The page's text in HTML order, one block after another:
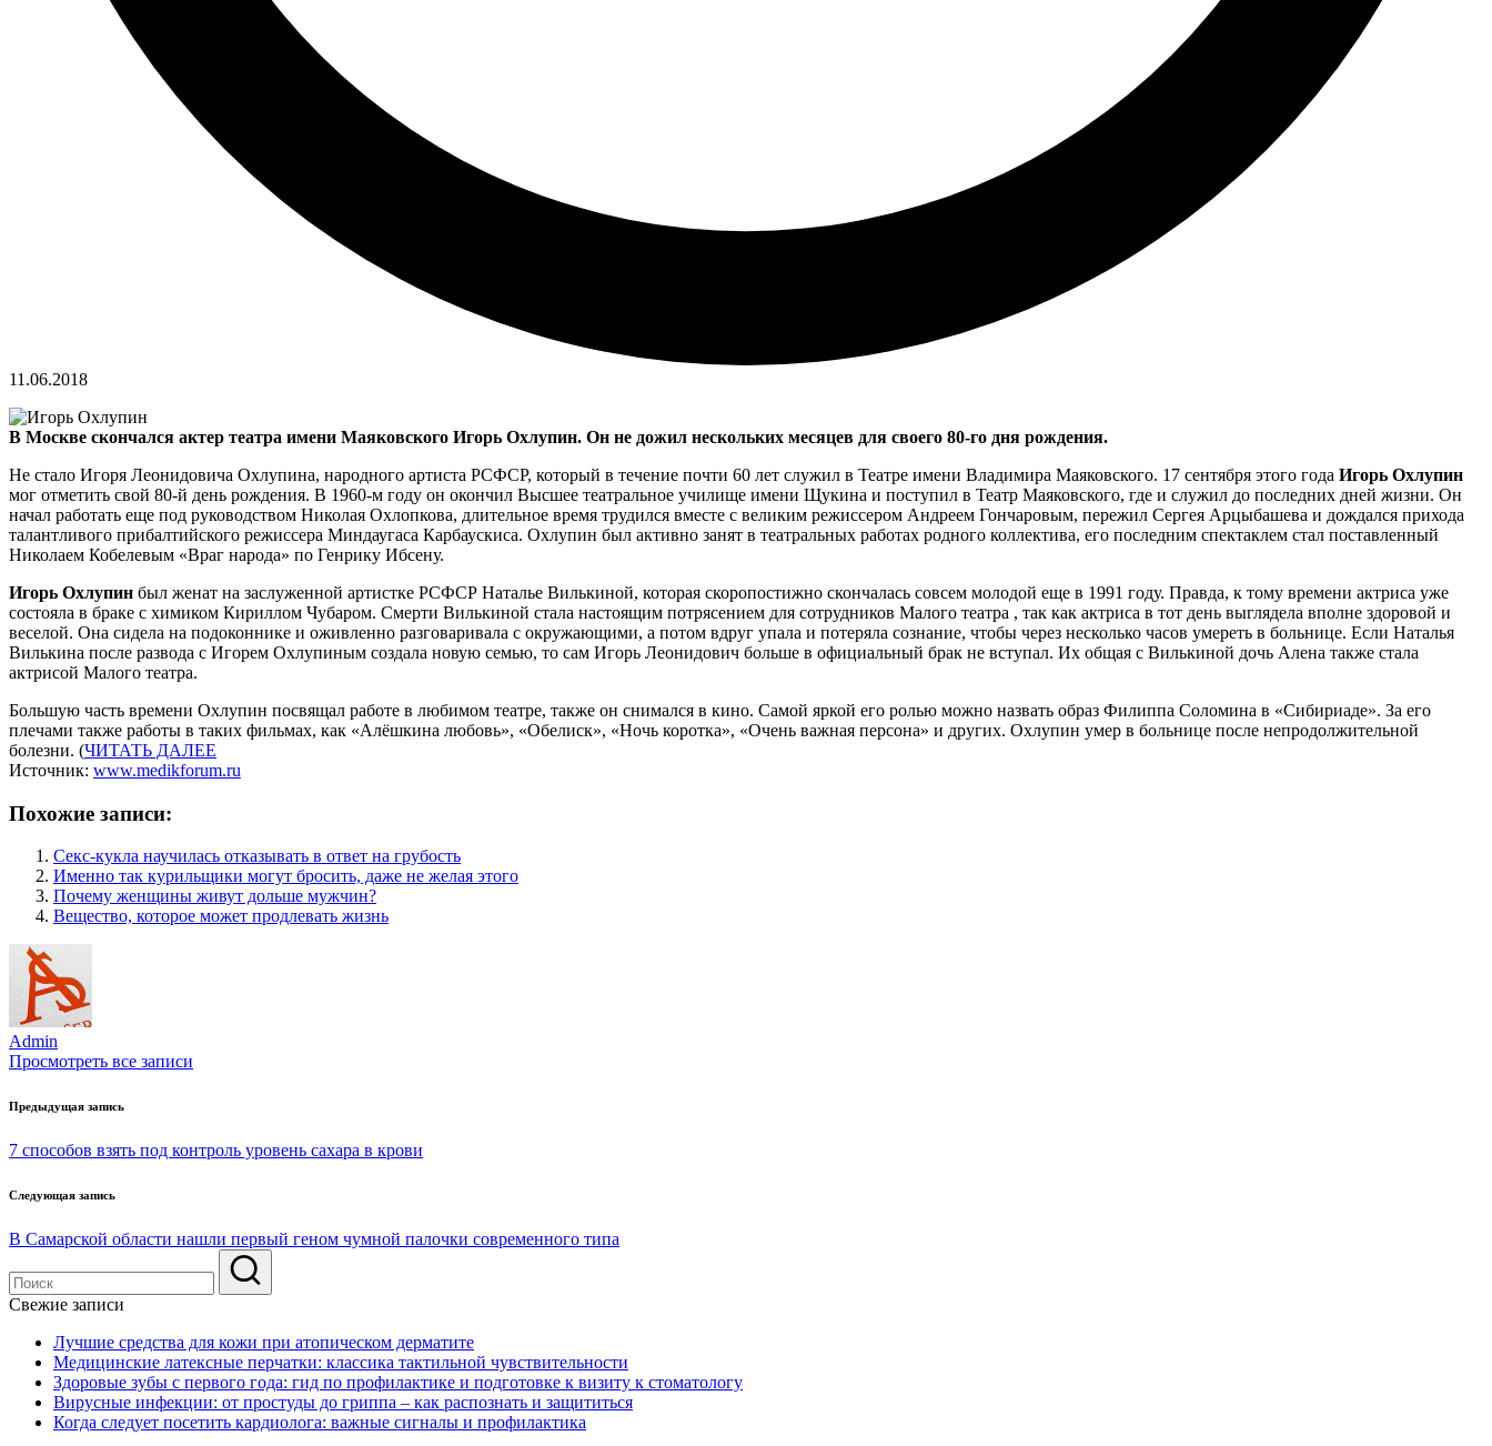
11.06.2018
В Москве скончался актер театра имени Маяковского Игорь Охлупин. Он не дожил нескольких месяцев для своего 80-го дня рождения.
Не стало Игоря Леонидовича Охлупина, народного артиста РСФСР, который в течение почти 60 лет служил в Театре имени Владимира Маяковского. 17 сентября этого года Игорь Охлупин
мог отметить свой 80-й день рождения. В 1960-м году он окончил Высшее театральное училище имени Щукина и поступил в Театр Маяковского, где и служил до последних дней жизни. Он
начал работать еще под руководством Николая Охлопкова, длительное время трудился вместе с великим режиссером Андреем Гончаровым, пережил Сергея Арцыбашева и дождался прихода
талантливого прибалтийского режиссера Миндаугаса Карбаускиса. Охлупин был активно занят в театральных работах родного коллектива, его последним спектаклем стал поставленный
Николаем Кобелевым «Враг народа» по Генрику Ибсену.
Игорь Охлупин был женат на заслуженной артистке РСФСР Наталье Вилькиной, которая скоропостижно скончалась совсем молодой еще в 1991 году. Правда, к тому времени актриса уже
состояла в браке с химиком Кириллом Чубаром. Смерти Вилькиной стала настоящим потрясением для сотрудников Малого театра , так как актриса в тот день выглядела вполне здоровой и
веселой. Она сидела на подоконнике и оживленно разговаривала с окружающими, а потом вдруг упала и потеряла сознание, чтобы через несколько часов умереть в больнице. Если Наталья
Вилькина после развода с Игорем Охлупиным создала новую семью, то сам Игорь Леонидович больше в официальный брак не вступал. Их общая с Вилькиной дочь Алена также стала
актрисой Малого театра.
Большую часть времени Охлупин посвящал работе в любимом театре, также он снимался в кино. Самой яркой его ролью можно назвать образ Филиппа Соломина в «Сибириаде». За его
плечами также работы в таких фильмах, как «Алёшкина любовь», «Обелиск», «Ночь коротка», «Очень важная персона» и других. Охлупин умер в больнице после непродолжительной
болезни. (ЧИТАТЬ ДАЛЕЕ
Источник: www.medikforum.ru
Похожие записи:
Секс-кукла научилась отказывать в ответ на грубость
Именно так курильщики могут бросить, даже не желая этого
Почему женщины живут дольше мужчин?
Вещество, которое может продлевать жизнь
Admin
Просмотреть все записи
Навигация
по
Предыдущая запись
7 способов взять под контроль уровень сахара в крови
Следующая запись
В Самарской области нашли первый геном чумной палочки современного типа
Свежие записи
Лучшие средства для кожи при атопическом дерматите
Медицинские латексные перчатки: классика тактильной чувствительности
Здоровые зубы с первого года: гид по профилактике и подготовке к визиту к стоматологу
Вирусные инфекции: от простуды до гриппа – как распознать и защититься
Когда следует посетить кардиолога: важные сигналы и профилактика